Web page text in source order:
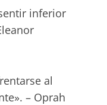
inferior
al
– Oprah